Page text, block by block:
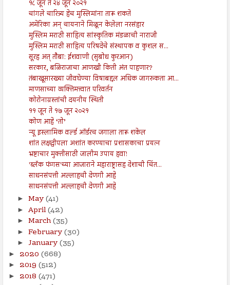
१८ जून ते २४ जून २०२१
चांगले चारित्र्य हेच मुस्लिमांना तारू शकते
अमेरिका अन् चायनाने मिळून केलेला नरसंहार
मुस्लिम मराठी साहित्य सांस्कृतिक मंडळाची नाराजी
मुस्लिम मराठी साहित्य परिषदेचे संस्थापक व कुशल स...
सूरह अत् तौबा: ईशवाणी (सुबोध कुरआन)
सरकार, बळिराजाचा आणखी किती अंत पाहणार?
तंबाखूसारख्या जीवघेण्या विषाबद्दल अधिक जागरुकता आ...
माणसाच्या व्यक्तिमत्त्वात परिवर्तन
कोरोनाग्रस्तांची दयनीय स्थिती
११ जून ते १७ जून २०२१
कोण आहे ‘तो’
न्यू इस्लामिक वर्ल्ड ऑर्डरच जगाला तारू शकेल
शांत लक्षद्वीपला अशांत करण्याचा प्रशासकाचा प्रयत्न
भ्रष्टाचार मुक्तीसाठी जालीम उपाय हवा!
'ब्लॅक फंगस'च्या आजाराने महाराष्ट्रासह देशाची चिंत...
साधनसंपत्ती अल्लाहची देणगी आहे
साधनसंपत्ती अल्लाहची देणगी आहे
► May(41)
► April(42)
► March(35)
► February(30)
► January(35)
► 2020 (668)
► 2019 (512)
► 2018 (471)